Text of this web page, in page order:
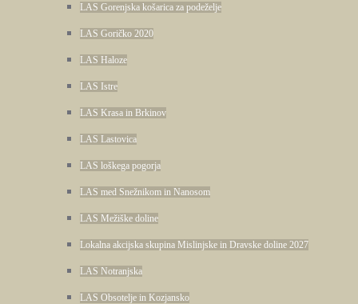
LAS Gorenjska košarica za podeželje
LAS Goričko 2020
LAS Haloze
LAS Istre
LAS Krasa in Brkinov
LAS Lastovica
LAS loškega pogorja
LAS med Snežnikom in Nanosom
LAS Mežiške doline
Lokalna akcijska skupina Mislinjske in Dravske doline 2027
LAS Notranjska
LAS Obsotelje in Kozjansko